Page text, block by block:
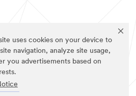
uses cookies on your device to
navigation, analyze site usage,
you advertisements based on